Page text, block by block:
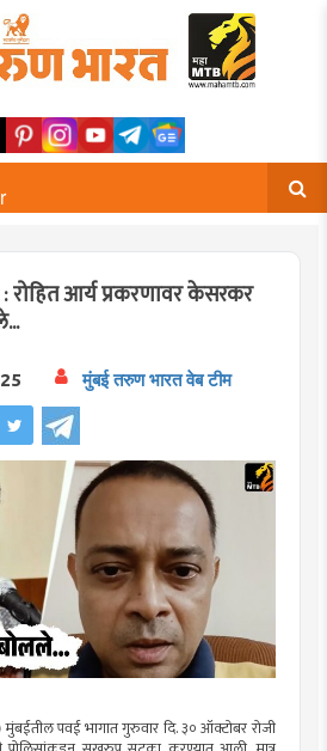
रोहित आर्य प्रकरणावर केसरकर
मुंबई तरुण भारत वेब टीम
मुंबईतील पवई भागात गुरुवार दि. ३० ऑक्टोबर रोजी